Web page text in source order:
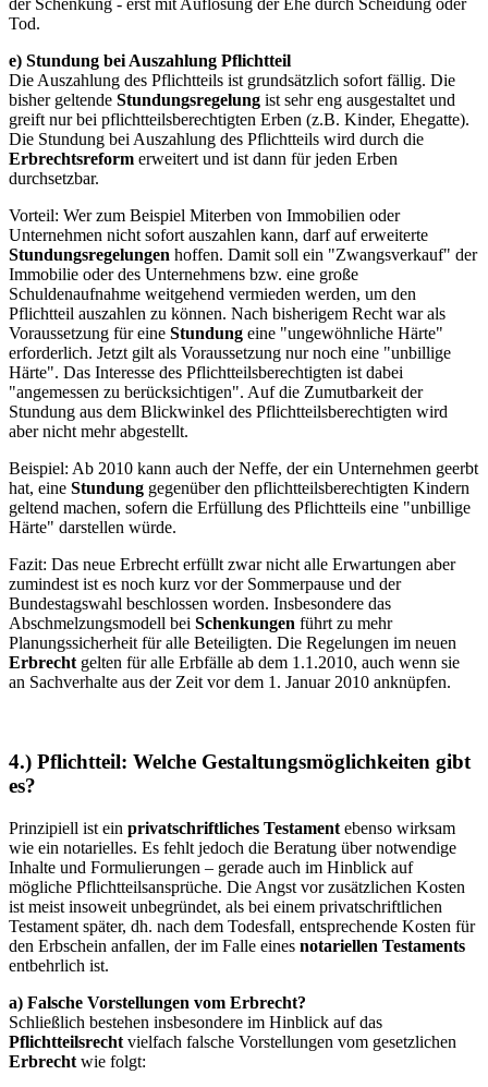
der Schenkung - erst mit Auflösung der Ehe durch Scheidung oder
Tod.
e) Stundung bei Auszahlung Pflichtteil
Die Auszahlung des Pflichtteils ist grundsätzlich sofort fällig. Die
bisher geltende Stundungsregelung ist sehr eng ausgestaltet und
greift nur bei pflichtteilsberechtigten Erben (z.B. Kinder, Ehegatte).
Die Stundung bei Auszahlung des Pflichtteils wird durch die
Erbrechtsreform erweitert und ist dann für jeden Erben
durchsetzbar.
Vorteil: Wer zum Beispiel Miterben von Immobilien oder
Unternehmen nicht sofort auszahlen kann, darf auf erweiterte
Stundungsregelungen hoffen. Damit soll ein "Zwangsverkauf" der
Immobilie oder des Unternehmens bzw. eine große
Schuldenaufnahme weitgehend vermieden werden, um den
Pflichtteil auszahlen zu können. Nach bisherigem Recht war als
Voraussetzung für eine Stundung eine "ungewöhnliche Härte"
erforderlich. Jetzt gilt als Voraussetzung nur noch eine "unbillige
Härte". Das Interesse des Pflichtteilsberechtigten ist dabei
"angemessen zu berücksichtigen". Auf die Zumutbarkeit der
Stundung aus dem Blickwinkel des Pflichtteilsberechtigten wird
aber nicht mehr abgestellt.
Beispiel: Ab 2010 kann auch der Neffe, der ein Unternehmen geerbt
hat, eine Stundung gegenüber den pflichtteilsberechtigten Kindern
geltend machen, sofern die Erfüllung des Pflichtteils eine "unbillige
Härte" darstellen würde.
Fazit: Das neue Erbrecht erfüllt zwar nicht alle Erwartungen aber
zumindest ist es noch kurz vor der Sommerpause und der
Bundestagswahl beschlossen worden. Insbesondere das
Abschmelzungsmodell bei Schenkungen führt zu mehr
Planungssicherheit für alle Beteiligten. Die Regelungen im neuen
Erbrecht gelten für alle Erbfälle ab dem 1.1.2010, auch wenn sie
an Sachverhalte aus der Zeit vor dem 1. Januar 2010 anknüpfen.
4.) Pflichtteil: Welche Gestaltungsmöglichkeiten gibt
es?
Prinzipiell ist ein privatschriftliches Testament ebenso wirksam
wie ein notarielles. Es fehlt jedoch die Beratung über notwendige
Inhalte und Formulierungen – gerade auch im Hinblick auf
mögliche Pflichtteilsansprüche. Die Angst vor zusätzlichen Kosten
ist meist insoweit unbegründet, als bei einem privatschriftlichen
Testament später, dh. nach dem Todesfall, entsprechende Kosten für
den Erbschein anfallen, der im Falle eines notariellen Testaments
entbehrlich ist.
a) Falsche Vorstellungen vom Erbrecht?
Schließlich bestehen insbesondere im Hinblick auf das
Pflichtteilsrecht vielfach falsche Vorstellungen vom gesetzlichen
Erbrecht wie folgt: